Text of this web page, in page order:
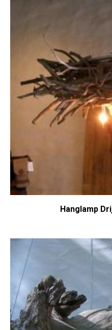
Hanglamp